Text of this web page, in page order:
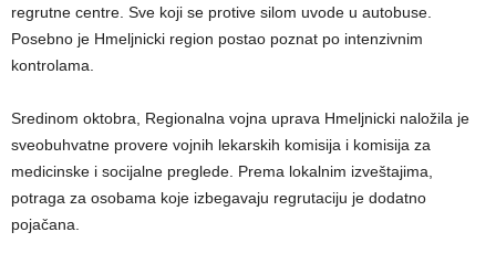
regrutne centre. Sve koji se protive silom uvode u autobuse.
Posebno je Hmeljnicki region postao poznat po intenzivnim
kontrolama.
Sredinom oktobra, Regionalna vojna uprava Hmeljnicki naložila je
sveobuhvatne provere vojnih lekarskih komisija i komisija za
medicinske i socijalne preglede. Prema lokalnim izveštajima,
potraga za osobama koje izbegavaju regrutaciju je dodatno
pojačana.